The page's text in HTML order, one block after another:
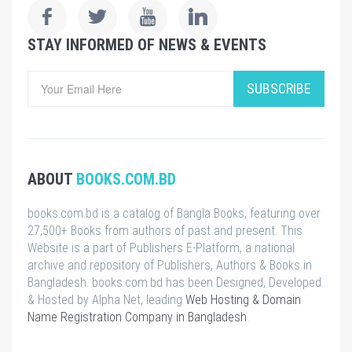
STAY INFORMED OF NEWS & EVENTS
SUBSCRIBE
ABOUT BOOKS.COM.BD
books.com.bd is a catalog of Bangla Books, featuring over
27,500+ Books from authors of past and present. This
Website is a part of Publishers E-Platform, a national
archive and repository of Publishers, Authors & Books in
Bangladesh. books.com.bd has been Designed, Developed
& Hosted by Alpha Net, leading Web Hosting & Domain
Name Registration Company in Bangladesh.